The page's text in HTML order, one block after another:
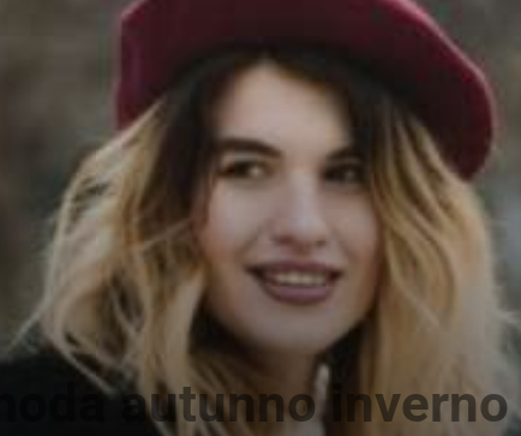
autunno inverno